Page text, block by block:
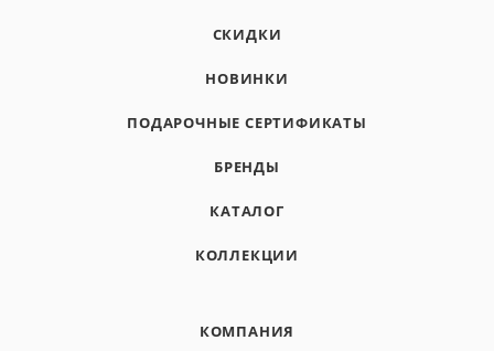
СКИДКИ
НОВИНКИ
ПОДАРОЧНЫЕ СЕРТИФИКАТЫ
БРЕНДЫ
КАТАЛОГ
КОЛЛЕКЦИИ
КОМПАНИЯ